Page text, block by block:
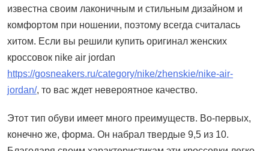
известна своим лаконичным и стильным дизайном и
комфортом при ношении, поэтому всегда считалась
хитом. Если вы решили купить оригинал женских
кроссовок nike air jordan
https://gosneakers.ru/category/nike/zhenskie/nike-air-
jordan/, то вас ждет невероятное качество.
Этот тип обуви имеет много преимуществ. Во-первых,
конечно же, форма. Он набрал твердые 9,5 из 10.